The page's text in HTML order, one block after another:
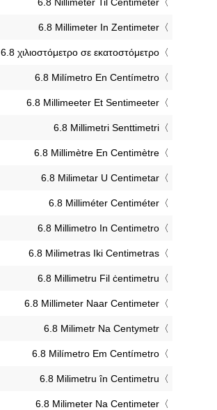
‎6.8 Millimeter In Zentimeter
‎6.8 χιλιοστόμετρο σε εκατοστόμετρο
‎6.8 Milímetro En Centímetro
‎6.8 Millimeeter Et Sentimeeter
‎6.8 Millimetri Senttimetri
‎6.8 Millimètre En Centimètre
‎6.8 Milimetar U Centimetar
‎6.8 Milliméter Centiméter
‎6.8 Millimetro In Centimetro
‎6.8 Milimetras Iki Centimetras
‎6.8 Millimetru Fil ċentimetru
‎6.8 Millimeter Naar Centimeter
‎6.8 Milimetr Na Centymetr
‎6.8 Milímetro Em Centímetro
‎6.8 Milimetru în Centimetru
‎6.8 Milimeter Na Centimeter